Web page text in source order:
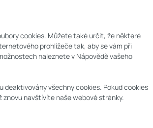
cookies. Můžete také určit, že některé
prohlížeče tak, aby se vám při
naleznete v Nápovědě vašeho
deaktivovány všechny cookies. Pokud cookies
znovu navštívíte naše webové stránky.